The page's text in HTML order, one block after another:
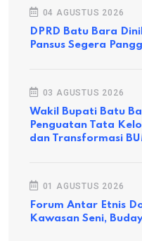
04 AGUSTUS 2026
DPRD Batu Bara
Pansus Segera
03 AGUSTUS 2026
Wakil Bupati Batu
Penguatan Tata
dan Transformasi
01 AGUSTUS 2026
Forum Antar Etnis
Kawasan Seni,